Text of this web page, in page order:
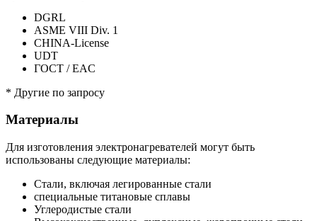
DGRL
ASME VIII Div. 1
CHINA-License
UDT
ГОСТ / EAC
* Другие по запросу
Материалы
Для изготовления электронагревателей могут быть
использованы следующие материалы:
Стали, включая легированные стали
специальные титановые сплавы
Углеродистые стали